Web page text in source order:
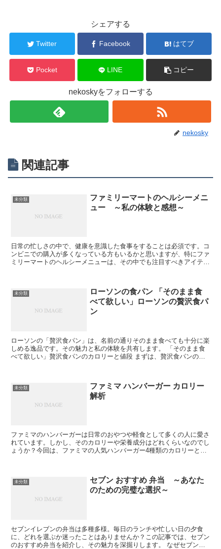
シェアする
Twitter Facebook はてブ
Pocket LINE コピー
nekoskyをフォローする
nekosky
関連記事
未分類
ファミリーマートのヘルシーメニ
ュー ～私の体験と感想～
日常の忙しさの中で、健康を意識した食事をすることは必須です。コ
ンビニでの購入が多くなっている方もいるかと思いますが、特にファ
ミリーマートのヘルシーメニューは、その中でも注目すべきアイテム
未分類
ローソンの食パン 「そのまま食
べて欲しい」ローソンの贅沢食パ
ン
ローソンの「贅沢食パン」は、名前の通りそのまま食べても十分に楽
しめる逸品です。その魅力と私の体験を共有します。 「そのまま食
べて欲しい」贅沢食パンのカロリーと値段 まずは、贅沢食パンのカ
未分類
ファミマ ハンバーガー カロリー
解析
ファミマのハンバーガーは日常のおやつや軽食として多くの人に愛さ
れています。しかし、そのカロリーや栄養成分はどれくらいなのでし
ょうか？今回は、ファミマの人気ハンバーガー4種類のカロリーと栄
未分類
セブン おすすめ 弁当 ～あなた
のための完璧な選択～
セブンイレブンの弁当は多種多様。毎日のランチや忙しい日の夕食
に、どれを選ぶか迷ったことはありませんか？この記事では、セブン
のおすすめ弁当を紹介し、その魅力を深掘りします。 なぜセブンの